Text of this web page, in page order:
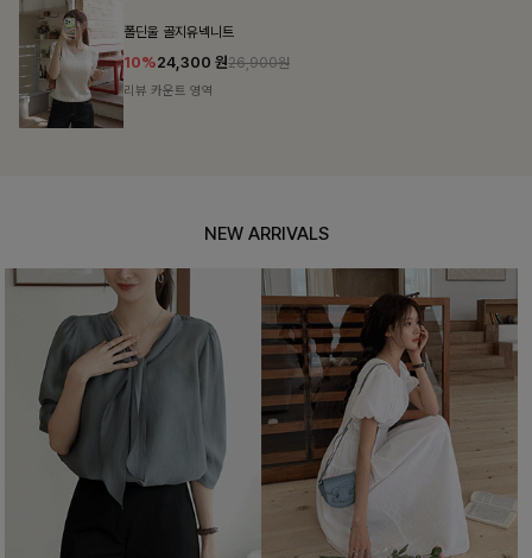
폴딘울 골지유넥니트
10%24,300 원26,900원
리뷰 카운트 영역
NEW ARRIVALS